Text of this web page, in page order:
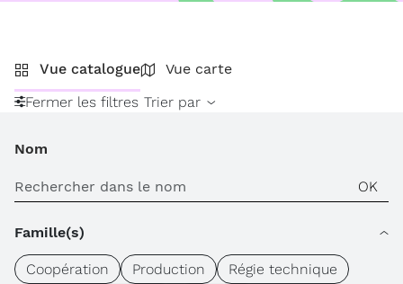
Vue catalogue
Vue carte
Fermer les filtres Trier par
Nom
Famille(s)
Coopération Production
Régie technique